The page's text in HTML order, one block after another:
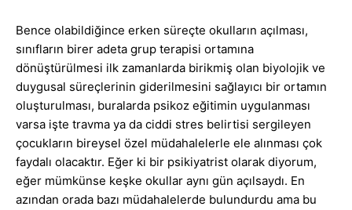
Bence olabildiğince erken süreçte okulların açılması,
sınıfların birer adeta grup terapisi ortamına
dönüştürülmesi ilk zamanlarda birikmiş olan biyolojik ve
duygusal süreçlerinin giderilmesini sağlayıcı bir ortamın
oluşturulması, buralarda psikoz eğitimin uygulanması
varsa işte travma ya da ciddi stres belirtisi sergileyen
çocukların bireysel özel müdahalelerle ele alınması çok
faydalı olacaktır. Eğer ki bir psikiyatrist olarak diyorum,
eğer mümkünse keşke okullar aynı gün açılsaydı. En
azından orada bazı müdahalelerde bulundurdu ama bu